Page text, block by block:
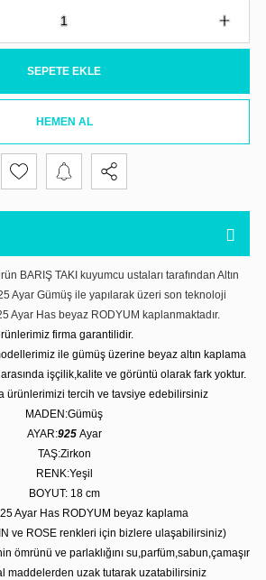
SEPETE EKLE
HEMEN AL
BARIŞ TAKI kuyumcu ustaları tarafından Altın
Ayar Gümüş ile yapılarak üzeri son teknoloji
Ayar Has beyaz RODYUM kaplanmaktadır.
firma garantilidir.
ile gümüş üzerine beyaz altın kaplama
arasında işçilik,kalite ve görüntü olarak fark yoktur.
ürünlerimizi tercih ve tavsiye edebilirsiniz
MADEN:Gümüş
AYAR:925 Ayar
TAŞ:Zirkon
RENK:Yeşil
BOYUT: 18 cm
Ayar Has RODYUM beyaz kaplama
ve ROSE renkleri için bizlere ulaşabilirsiniz)
ömrünü ve parlaklığını su,parfüm,sabun,çamaşır
maddelerden uzak tutarak uzatabilirsiniz